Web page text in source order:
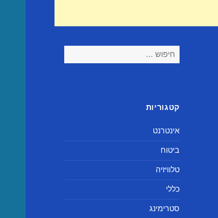
חיפוש:
קטגוריות
אינטרנט
ביטוח
טלוויזיה
כללי
סטרימינג